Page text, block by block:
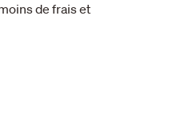
de frais et